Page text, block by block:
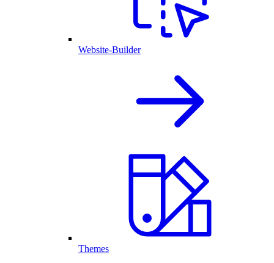
Website-Builder
Themes